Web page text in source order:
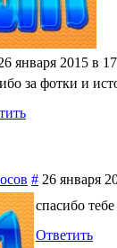
января 2015 в
за фотки и
# 26 января
спасибо
Ответить